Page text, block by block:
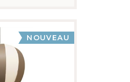
NOUVEAU